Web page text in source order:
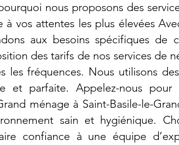
nous proposons des
vos attentes les plus élevées
aux besoins spécifiques de
des tarifs de nos services de
les fréquences. Nous utilisons
et parfaite. Appelez-nous
ménage à Saint-Basile-le-
sain et hygiénique.
confiance à une équipe